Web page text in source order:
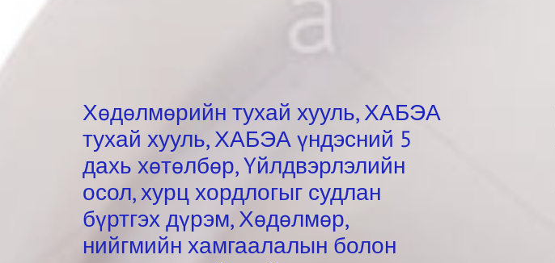
Хөдөлмөрийн тухай хууль, ХАБЭА
тухай хууль, ХАБЭА үндэсний 5
дахь хөтөлбөр, Үйлдвэрлэлийн
осол, хурц хордлогыг судлан
бүртгэх дүрэм, Хөдөлмөр,
нийгмийн хамгаалалын болон